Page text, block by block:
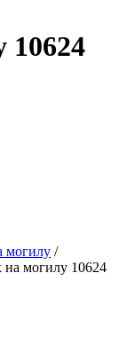
10624
могилу /
могилу 10624